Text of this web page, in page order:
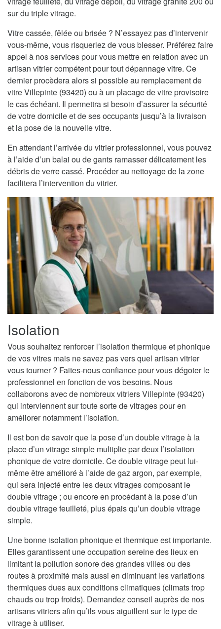
sur du triple vitrage.
Vitre cassée, fêlée ou brisée ? N’essayez pas d’intervenir
vous-même, vous risqueriez de vous blesser. Préférez faire
appel à nos services pour vous mettre en relation avec un
artisan vitrier compétent pour tout dépannage vitre. Ce
dernier procèdera alors si possible au remplacement de
vitre Villepinte (93420) ou à un placage de vitre provisoire
le cas échéant. Il permettra si besoin d’assurer la sécurité
de votre domicile et de ses occupants jusqu’à la livraison
et la pose de la nouvelle vitre.
En attendant l’arrivée du vitrier professionnel, vous pouvez
à l’aide d’un balai ou de gants ramasser délicatement les
débris de verre cassé. Procéder au nettoyage de la zone
facilitera l’intervention du vitrier.
Isolation
Vous souhaitez renforcer l’isolation thermique et phonique
de vos vitres mais ne savez pas vers quel artisan vitrier
vous tourner ? Faites-nous confiance pour vous dégoter le
professionnel en fonction de vos besoins. Nous
collaborons avec de nombreux vitriers Villepinte (93420)
qui interviennent sur toute sorte de vitrages pour en
améliorer notamment l’isolation.
Il est bon de savoir que la pose d’un double vitrage à la
place d’un vitrage simple multiplie par deux l’isolation
phonique de votre domicile. Ce double vitrage peut lui-
même être amélioré à l’aide de gaz argon, par exemple,
qui sera injecté entre les deux vitrages composant le
double vitrage ; ou encore en procédant à la pose d’un
double vitrage feuilleté, plus épais qu’un double vitrage
simple.
Une bonne isolation phonique et thermique est importante.
Elles garantissent une occupation sereine des lieux en
limitant la pollution sonore des grandes villes ou des
routes à proximité mais aussi en diminuant les variations
thermiques dues aux conditions climatiques (climats trop
chauds ou trop froids). Demandez conseil auprès de nos
artisans vitriers afin qu’ils vous aiguillent sur le type de
vitrage à utiliser.